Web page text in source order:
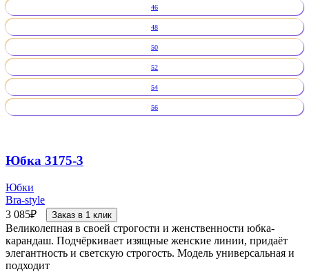
46
48
50
52
54
56
Юбка 3175-3
Юбки
Bra-style
3 085₽ Заказ в 1 клик
Великолепная в своей строгости и женственности юбка-
карандаш. Подчёркивает изящные женские линии, придаёт
элегантность и светскую строгость. Модель универсальная и
подходит